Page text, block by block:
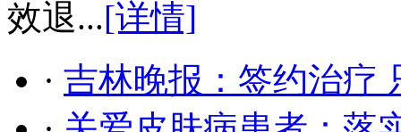
效退...[详情]
· 吉林晚报：签约治疗